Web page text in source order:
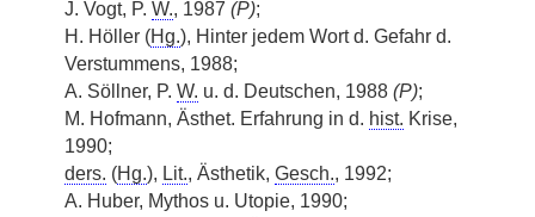
J. Vogt, P. W., 1987 (P);
H. Höller (Hg.), Hinter jedem Wort d. Gefahr d.
Verstummens, 1988;
A. Söllner, P. W. u. d. Deutschen, 1988 (P);
M. Hofmann, Ästhet. Erfahrung in d. hist. Krise,
1990;
ders. (Hg.), Lit., Ästhetik, Gesch., 1992;
A. Huber, Mythos u. Utopie, 1990;